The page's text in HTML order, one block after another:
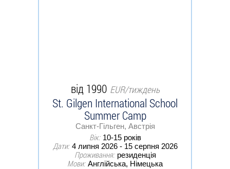
від 1990 EUR/тиждень
St. Gilgen International School
Summer Camp
Санкт-Гільген, Австрія
Вік: 10-15 років
Дати: 4 липня 2026 - 15 серпня 2026
Проживання: резиденція
Мови: Англійська, Німецька